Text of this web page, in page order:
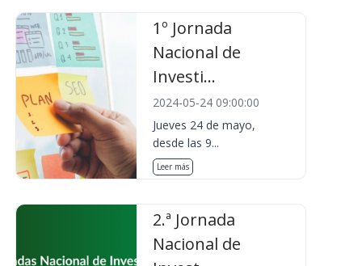
1º Jornada
Nacional de
Investi...
2024-05-24 09:00:00
Jueves 24 de mayo,
desde las 9...
Leer más
2.ª Jornada
Nacional de